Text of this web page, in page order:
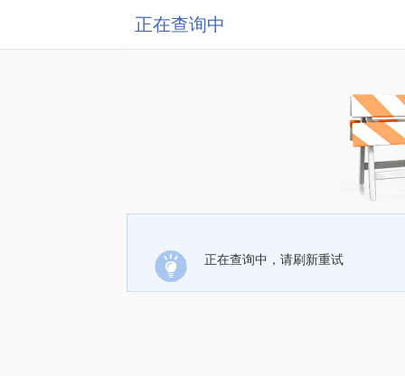
正在查询中
正在查询中，请刷新重试